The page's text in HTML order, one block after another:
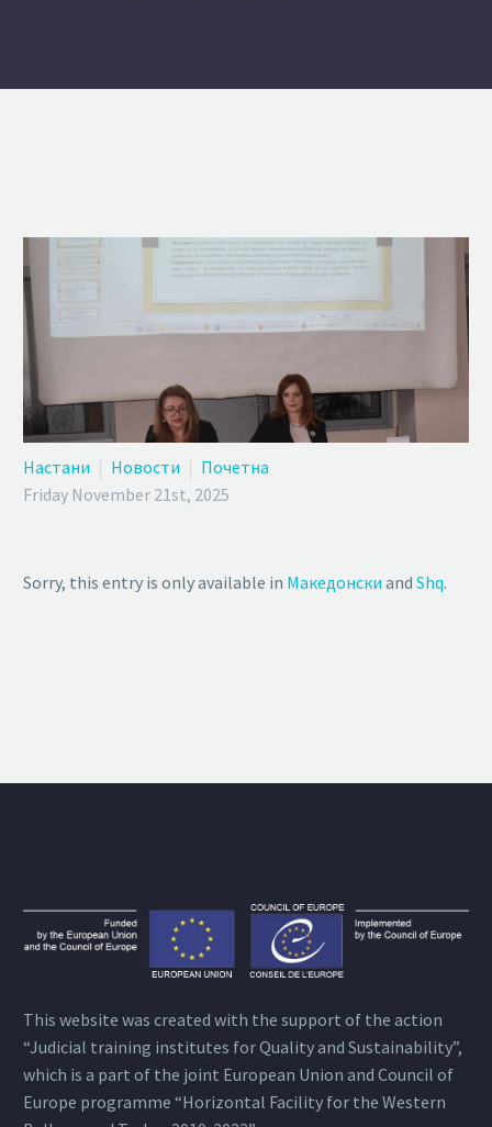
Настани Новости
Почетна
Friday November 21st, 2025
Sorry, this entry is only available in Македонски and Shq.
This website was created with the support of the action
“Judicial training institutes for Quality and Sustainability”,
which is a part of the joint European Union and Council of
Europe programme “Horizontal Facility for the Western